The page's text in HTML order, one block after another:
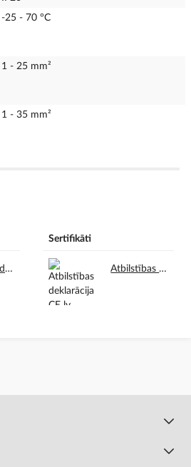
-25 - 70 °C
1 - 25 mm²
1 - 35 mm²
Produkta datu lapa en.pdf
Sertifikāti
Atbilstības deklarācija CE lv.pdf